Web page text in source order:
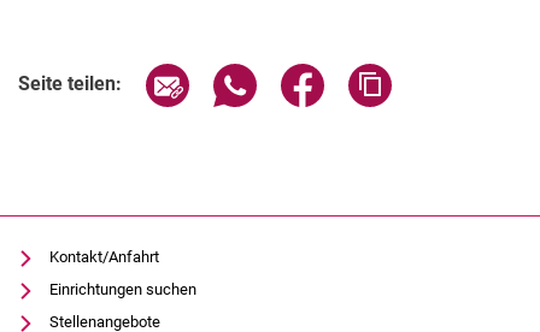
Seite teilen: Seite über E-Mail teilen
Seite über WhatsApp teilen
Seite über Facebook
Kontakt/Anfahrt
Einrichtungen suchen
Stellenangebote